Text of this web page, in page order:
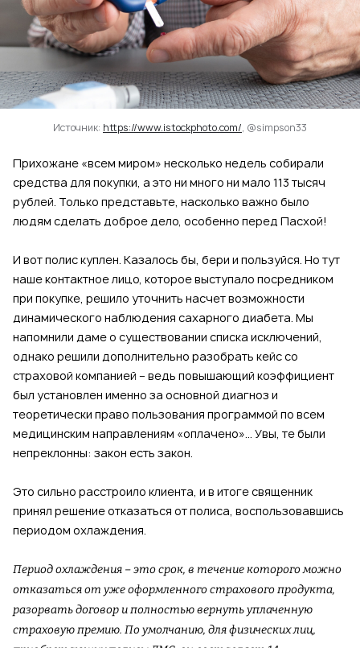
Источник: https://www.istockphoto.com/, @simpson33
Прихожане «всем миром» несколько недель собирали
средства для покупки, а это ни много ни мало 113 тысяч
рублей. Только представьте, насколько важно было
людям сделать доброе дело, особенно перед Пасхой!
И вот полис куплен. Казалось бы, бери и пользуйся. Но тут
наше контактное лицо, которое выступало посредником
при покупке, решило уточнить насчет возможности
динамического наблюдения сахарного диабета. Мы
напомнили даме о существовании списка исключений,
однако решили дополнительно разобрать кейс со
страховой компанией – ведь повышающий коэффициент
был установлен именно за основной диагноз и
теоретически право пользования программой по всем
медицинским направлениям «оплачено»... Увы, те были
непреклонны: закон есть закон.
Это сильно расстроило клиента, и в итоге священник
принял решение отказаться от полиса, воспользовавшись
периодом охлаждения.
Период охлаждения – это срок, в течение которого можно
отказаться от уже оформленного страхового продукта,
разорвать договор и полностью вернуть уплаченную
страховую премию. По умолчанию, для физических лиц,